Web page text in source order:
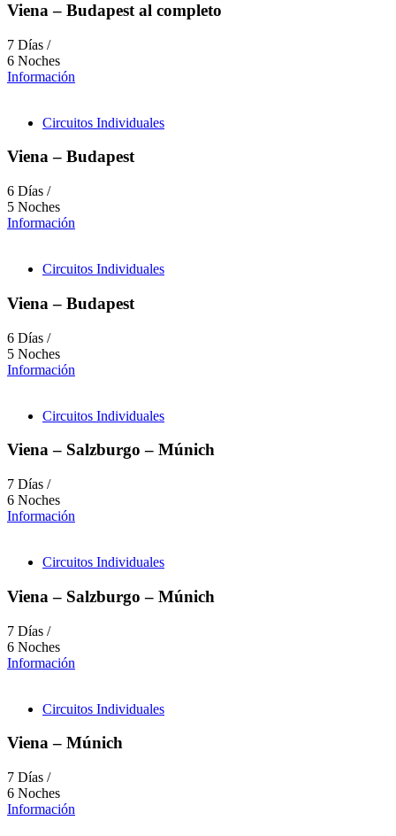
Viena – Budapest al completo
7 Días /
6 Noches
Información
Circuitos Individuales
Viena – Budapest
6 Días /
5 Noches
Información
Circuitos Individuales
Viena – Budapest
6 Días /
5 Noches
Información
Circuitos Individuales
Viena – Salzburgo – Múnich
7 Días /
6 Noches
Información
Circuitos Individuales
Viena – Salzburgo – Múnich
7 Días /
6 Noches
Información
Circuitos Individuales
Viena – Múnich
7 Días /
6 Noches
Información